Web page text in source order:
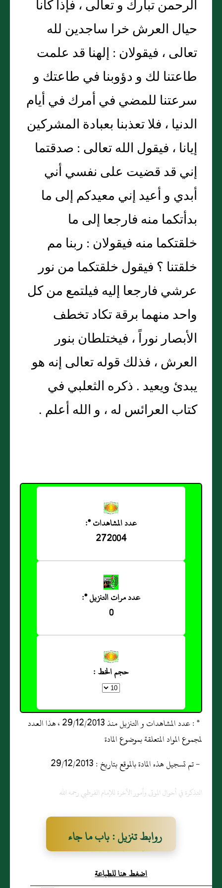
الرحمن تبارك و تعالى ، فإذا كانا
حيال العرش خرا ساجدين لله
تعالى ، فيقولان : إلهنا قد علمت
طاعتنا لك و دؤوبنا في طاعتك و
سرعتنا للمضي في أمرك في أيام
الدنيا ، فلا تعذبنا بعبادة المشركين
إيانا ، فيقول الله تعالى : صدقتما
إني قد قضيت على نفسي أني
أبدي و أعيد إني معيدكم إلى ما
بدأتكما منه فارجعا إلى ما
خلقتكما منه فيقولان : ربنا مم
خلقتنا ؟ فيقول خلقتكما من نور
عرشي فارجعا إليه فيلتمع من كل
واحد منهما برقة تكاد تخطف
الأبصار نوراً ، فيختلطان بنور
العرش ، فذلك قوله تعالى إنه هو
يبدئ ويعيد . ذكره الثعلبي في
كتاب العرائس له ، و الله أعلم .
عدد المشاهدات *:
272004
عدد مرات التنزيل *:
0
حجم الخط :
* : عدد المشاهدات و التنزيل منذ 29/12/2013 ، هذا العدد
لمجموع المواد المتعلقة بموضوع المادة
- تم تسجيل هذه المادة بالموقع بتاريخ : 29/12/2013
التذكرة في أحوال الموتى وأمور الآخرة للإمام الفرطبي رحمه الله
روابط تنزيل : باب ما جاء
في قوله تعالى و إذا البحار
سجرت و ما جاء أن الشمس
اضغط هنا للطباعة